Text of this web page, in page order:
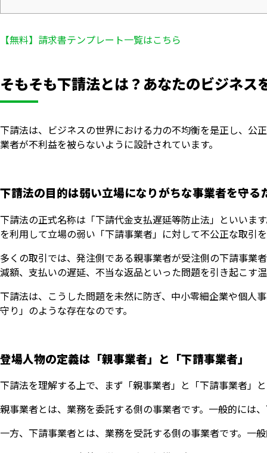
【無料】請求書テンプレート一覧はこちら
そもそも下請法とは？あなたのビジネス
下請法は、ビジネスの世界における力の不均衡を是正し、公
業者が不利益を被らないように設計されています。
下請法の目的は弱い立場になりがちな事業者を守る
下請法の正式名称は「下請代金支払遅延等防止法」といいま
を利用して立場の弱い「下請事業者」に対して不公正な取引
多くの取引では、発注側である親事業者が受注側の下請事業
減額、支払いの遅延、不当な返品といった問題を引き起こす
下請法は、こうした問題を未然に防ぎ、中小零細企業や個人
守り」のような存在なのです。
登場人物の定義は「親事業者」と「下請事業者」
下請法を理解する上で、まず「親事業者」と「下請事業者」
親事業者とは、業務を委託する側の事業者です。一般的には
一方、下請事業者とは、業務を受託する側の事業者です。一